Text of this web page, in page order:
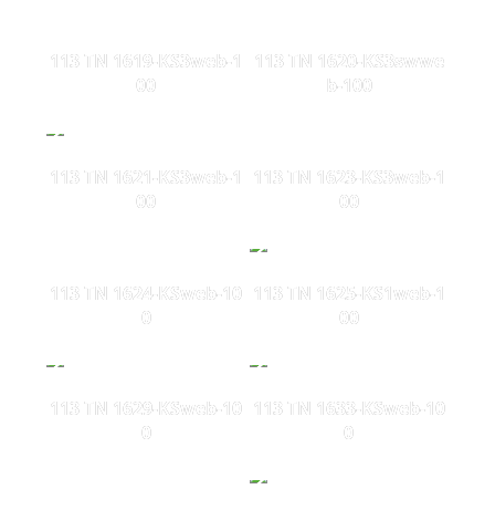
113 TN 1619-KS3web-1
00
113 TN 1620-KS3swwe
b-100
113 TN 1621-KS3web-1
00
113 TN 1623-KS3web-1
00
113 TN 1624-KSweb-10
0
113 TN 1625-KS1web-1
00
113 TN 1629-KSweb-10
0
113 TN 1633-KSweb-10
0